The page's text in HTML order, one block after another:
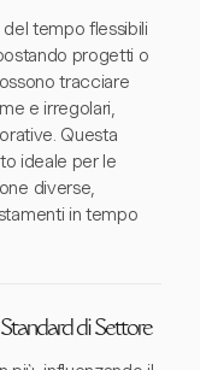
tempo flessibili
progetti o
tracciare
e irregolari,
Questa
ideale per le
diverse,
in tempo
di Settore